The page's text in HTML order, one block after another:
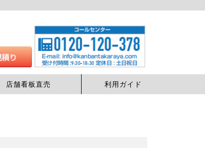
店舗看板直売 利用ガイド